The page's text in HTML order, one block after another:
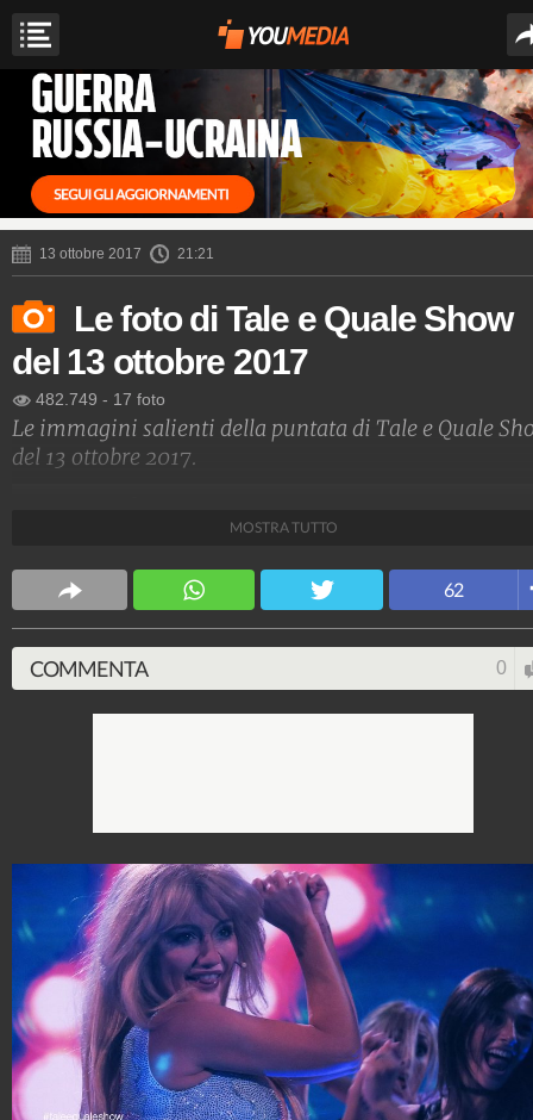
13 ottobre 2017 21:21
Le foto di Tale e Quale Show
del 13 ottobre 2017
482.749 - 17 foto
Le immagini salienti della puntata di Tale e Quale
del 13 ottobre 2017.
9.453 video-76.076 foto
MOSTRA TUTTO
62
COMMENTA 0